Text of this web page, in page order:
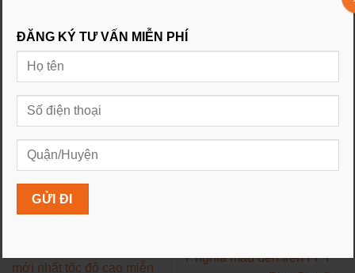
Tiếp theo, Forbes Việt Nam thực hiện điều tra định tính
để đánh giá mức phát triển bền vững của doanh nghiệp: vị
thế công ty trong ngành, nguồn gốc lợi nhuận, chất lượng
quản trị doanh nghiệp, triển vọng phát triển ngành… Danh
sách có sự hỗ trợ tính toán định lượng của công ty IFRC
Việt Nam. Vốn hóa các công ty được chốt vào thời điểm
cuối tháng 5.2021.
mới nhất tốc độ cao miễn
Ý nghĩa màu đèn trên FPT
ĐĂNG KÝ TƯ VẤN MIỄN PHÍ